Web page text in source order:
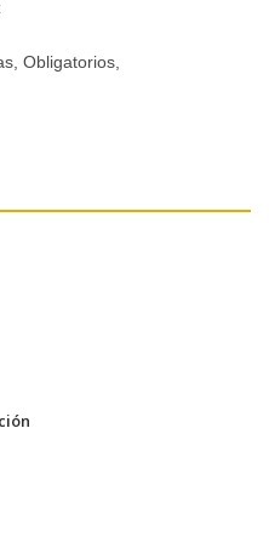
Obligatorios,